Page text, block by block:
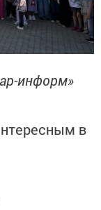
информ»
в